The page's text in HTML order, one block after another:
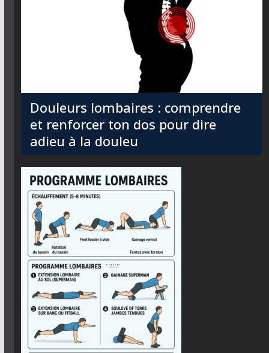
Douleurs lombaires : comprendre
et renforcer ton dos pour dire
adieu à la douleu